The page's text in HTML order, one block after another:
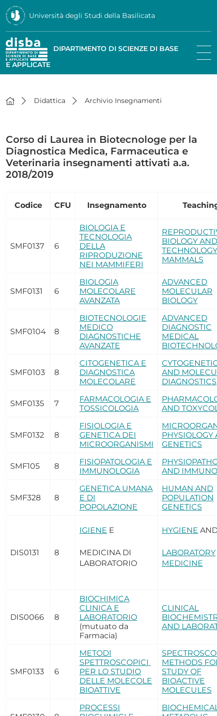
Università degli Studi della Basilicata
DIPARTIMENTO DI SCIENZE DI BASE
E APPLICATE
Didattica Archivio Insegnamenti
Corso di Laurea in Biotecnologe per la
Diagnostica Medica, Farmaceutica e
Veterinaria insegnamenti attivati a.a.
2018/2019
Codice CFU Insegnamento
SMF0137 6
BIOLOGIA E
TECNOLOGIA
DELLA
RIPRODUZIONE
NEI MAMMIFERI
BIOLOGY AND
MAMMALS
SMF0131 6
BIOLOGIA
MOLECOLARE
AVANZATA
ADVANCED
MOLECULAR
BIOLOGY
SMF0104 8
BIOTECNOLOGIE
MEDICO
DIAGNOSTICHE
AVANZATE
ADVANCED
DIAGNOSTIC
MEDICAL
SMF0103 8
CITOGENETICA E
DIAGNOSTICA
MOLECOLARE
AND
DIAGNOSTICS
SMF0135 7
FARMACOLOGIA E
TOSSICOLOGIA
AND
SMF0132 8
FISIOLOGIA E
GENETICA DEI
MICROORGANISMI
PHYSIOLOGY
GENETICS
SMF105 8
FISIOPATOLOGIA E
IMMUNOLOGIA
AND
SMF328 8
GENETICA UMANA
E DI
POPOLAZIONE
HUMAN AND
POPULATION
GENETICS
DIS0131 8
IGIENE E
MEDICINA DI
LABORATORIO
HYGIENE
LABORATORY
MEDICINE
DIS0066 8
BIOCHIMICA
CLINICA E
LABORATORIO
(mutuato da
Farmacia)
CLINICAL
AND
SMF0133 6
METODI
SPETTROSCOPICI
PER LO STUDIO
DELLE MOLECOLE
BIOATTIVE
METHODS
STUDY OF
BIOACTIVE
MOLECULES
PROCESSI